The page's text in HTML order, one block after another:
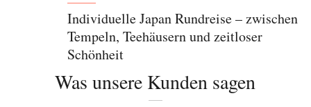
Individuelle Japan Rundreise – zwischen
Tempeln, Teehäusern und zeitloser
Schönheit
Was unsere Kunden sagen